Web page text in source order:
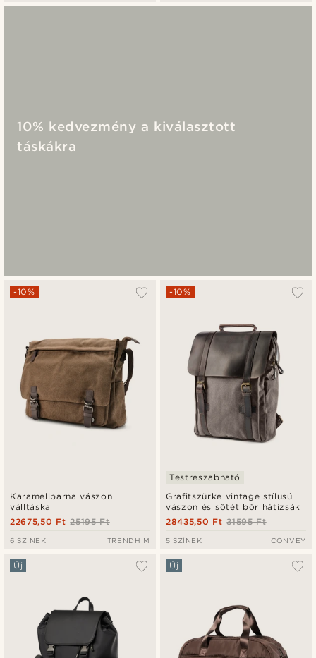
Karamellbarna vászon
válltáska
-10%
25195 Ft
22675,50 Ft
6 SZÍNEK TRENDHIM
Grafitszürke vintage stílusú
vászon és sötét bőr hátizsák
-10%
Testreszabható
31595 Ft
28435,50 Ft
5 SZÍNEK CONVEY
Új Új
10% kedvezmény a kiválasztott
táskákra